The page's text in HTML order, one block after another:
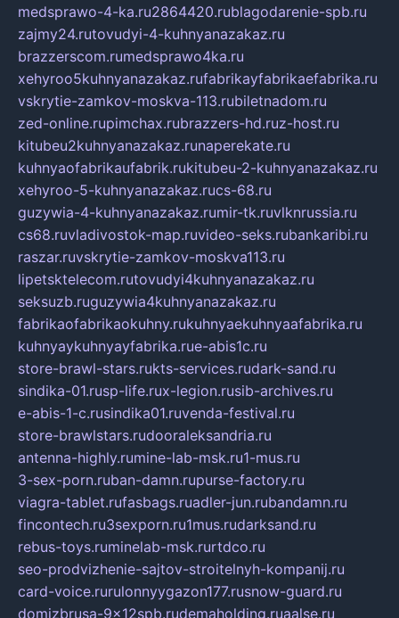
medsprawo-4-ka.ru2864420.rublagodarenie-spb.ru
zajmy24.rutovudyi-4-kuhnyanazakaz.ru
brazzerscom.rumedsprawo4ka.ru
xehyroo5kuhnyanazakaz.rufabrikayfabrikaefabrika.ru
vskrytie-zamkov-moskva-113.rubiletnadom.ru
zed-online.rupimchax.rubrazzers-hd.ruz-host.ru
kitubeu2kuhnyanazakaz.runaperekate.ru
kuhnyaofabrikaufabrik.rukitubeu-2-kuhnyanazakaz.ru
xehyroo-5-kuhnyanazakaz.rucs-68.ru
guzywia-4-kuhnyanazakaz.rumir-tk.ruvlknrussia.ru
cs68.ruvladivostok-map.ruvideo-seks.rubankaribi.ru
raszar.ruvskrytie-zamkov-moskva113.ru
lipetsktelecom.rutovudyi4kuhnyanazakaz.ru
seksuzb.ruguzywia4kuhnyanazakaz.ru
fabrikaofabrikaokuhny.rukuhnyaekuhnyaafabrika.ru
kuhnyaykuhnyayfabrika.rue-abis1c.ru
store-brawl-stars.rukts-services.rudark-sand.ru
sindika-01.rusp-life.rux-legion.rusib-archives.ru
e-abis-1-c.rusindika01.ruvenda-festival.ru
store-brawlstars.rudooraleksandria.ru
antenna-highly.rumine-lab-msk.ru1-mus.ru
3-sex-porn.ruban-damn.rupurse-factory.ru
viagra-tablet.rufasbags.ruadler-jun.rubandamn.ru
fincontech.ru3sexporn.ru1mus.rudarksand.ru
rebus-toys.ruminelab-msk.rurtdco.ru
seo-prodvizhenie-sajtov-stroitelnyh-kompanij.ru
card-voice.rurulonnyygazon177.rusnow-guard.ru
domizbrusa-9x12spb.rudemaholding.ruaalse.ru